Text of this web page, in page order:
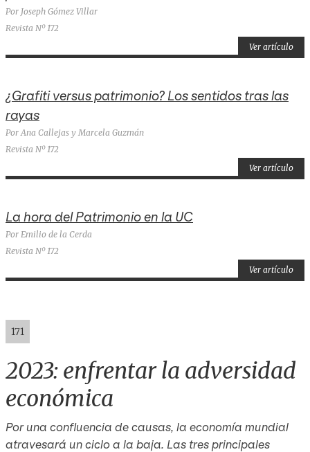
Por Joseph Gómez Villar
Revista Nº 172
Ver artículo
¿Grafiti versus patrimonio? Los sentidos tras las
rayas
Por Ana Callejas y Marcela Guzmán
Revista Nº 172
Ver artículo
La hora del Patrimonio en la UC
Por Emilio de la Cerda
Revista Nº 172
Ver artículo
171
2023: enfrentar la adversidad
económica
Por una confluencia de causas, la economía mundial
atravesará un ciclo a la baja. Las tres principales